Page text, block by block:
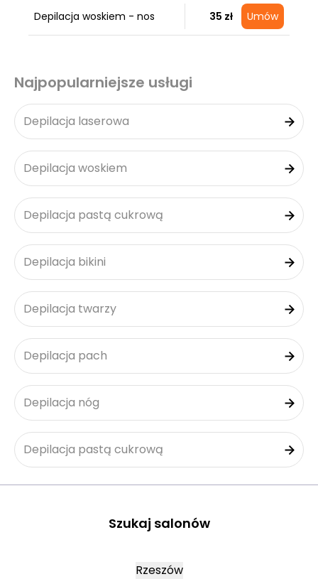
Depilacja woskiem - nos 35 zł Umów
Najpopularniejsze usługi
Depilacja laserowa
Depilacja woskiem
Depilacja pastą cukrową
Depilacja bikini
Depilacja twarzy
Depilacja pach
Depilacja nóg
Depilacja pastą cukrową
Szukaj salonów
Rzeszów